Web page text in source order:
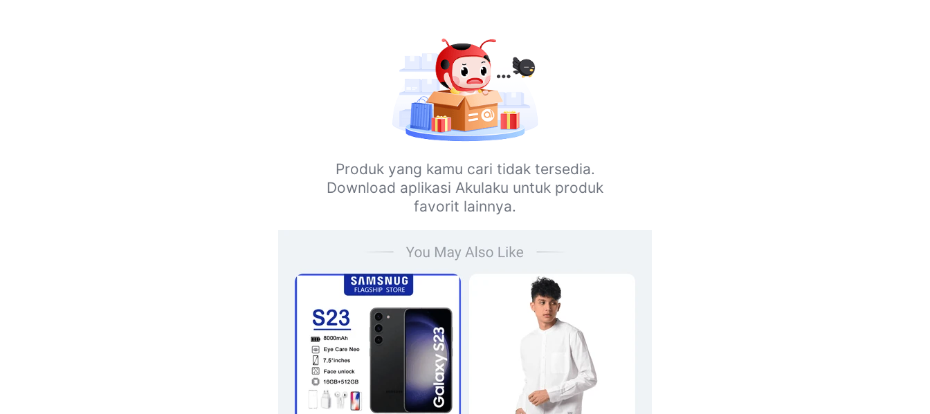
Produk yang kamu cari tidak tersedia.
Download aplikasi Akulaku untuk produk
favorit lainnya.